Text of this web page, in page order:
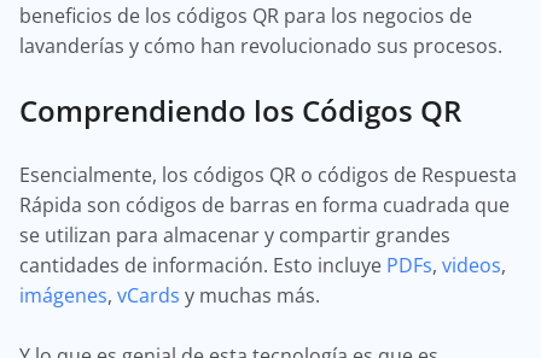
beneficios de los códigos QR para los negocios de
lavanderías y cómo han revolucionado sus procesos.
Comprendiendo los Códigos QR
Esencialmente, los códigos QR o códigos de Respuesta
Rápida son códigos de barras en forma cuadrada que
se utilizan para almacenar y compartir grandes
cantidades de información. Esto incluye PDFs, videos,
imágenes, vCards y muchas más.